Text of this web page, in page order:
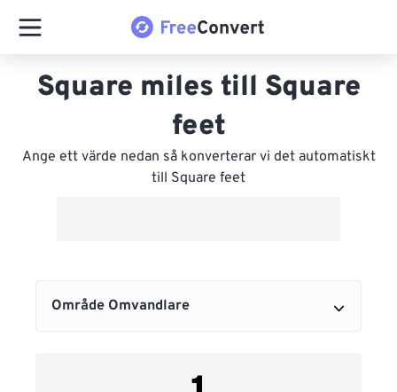
Square miles till Square
feet
Ange ett värde nedan så konverterar vi det automatiskt
till Square feet